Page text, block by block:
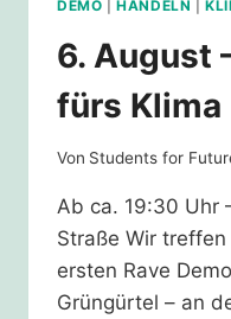
DEMO |HANDELN |
6. August
fürs Klima
Von Students for
Ab ca. 19:30 Uhr
Straße Wir
ersten Rave
Grüngürtel – an